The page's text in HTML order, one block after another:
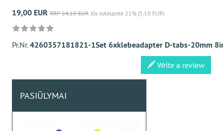
19,00 EUR RRP 24,10 EUR Jūs sutaupote 21% (5,10 EUR)
Pr.Nr.4260357181821-1Set 6xklebeadapter D-tabs-20mm
Write a review
PASIŪLYMAI